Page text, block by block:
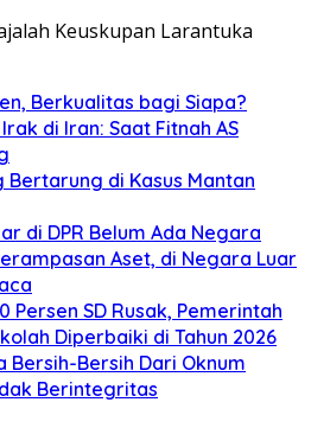
Keuskupan Larantuka
Berkualitas bagi Siapa?
di Iran: Saat Fitnah AS
Bertarung di Kasus Mantan
di DPR Belum Ada Negara
Aset, di Negara Luar
Persen SD Rusak, Pemerintah
Diperbaiki di Tahun 2026
Bersih-Bersih Dari Oknum
Berintegritas